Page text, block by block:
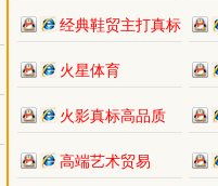
经典鞋贸主打真标
火星体育
火影真标高品质
高端艺术贸易